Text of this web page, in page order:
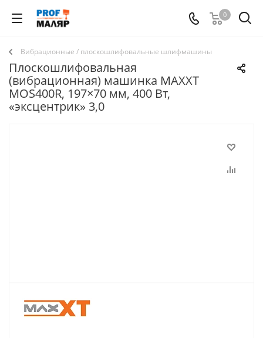
0
Вибрационные / плоскошлифовальные шлифмашины
Плоскошлифовальная
(вибрационная) машинка MAXXT
MOS400R, 197×70 мм, 400 Вт,
«эксцентрик» 3,0